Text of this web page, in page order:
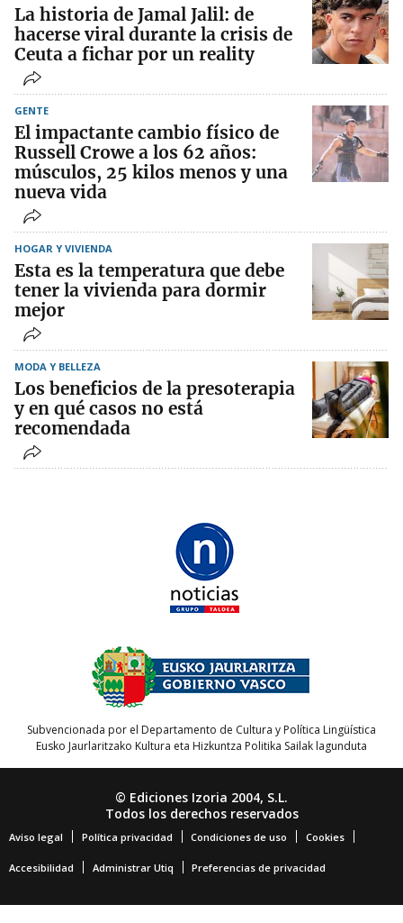
La historia de Jamal Jalil: de
hacerse viral durante la crisis de
Ceuta a fichar por un reality
GENTE
El impactante cambio físico de
Russell Crowe a los 62 años:
músculos, 25 kilos menos y una
nueva vida
HOGAR Y VIVIENDA
Esta es la temperatura que debe
tener la vivienda para dormir
mejor
MODA Y BELLEZA
Los beneficios de la presoterapia
y en qué casos no está
recomendada
Subvencionada por el Departamento de Cultura y Política Lingüística
Eusko Jaurlaritzako Kultura eta Hizkuntza Politika Sailak lagunduta
© Ediciones Izoria 2004, S.L.
Todos los derechos reservados
Aviso legal Política privacidad Condiciones de uso Cookies
Accesibilidad Administrar Utiq Preferencias de privacidad